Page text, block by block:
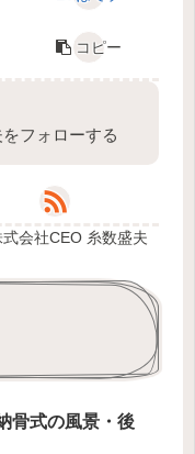
コピー
フォローする
会社CEO 糸数盛夫
骨式の風景・後